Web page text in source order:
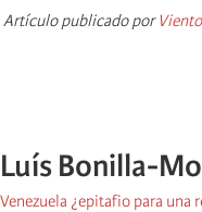
Artículo publicado por
Luís Bonilla-
Venezuela ¿epitafio para una